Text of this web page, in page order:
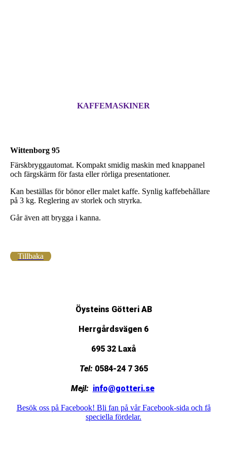
KAFFEMASKINER
Wittenborg 95
Färskbryggautomat. Kompakt smidig maskin med knappanel
och färgskärm för fasta eller rörliga presentationer.
Kan beställas för bönor eller malet kaffe. Synlig kaffebehållare
på 3 kg. Reglering av storlek och stryrka.
Går även att brygga i kanna.
Tillbaka
Öysteins Götteri AB
Herrgårdsvägen 6
695 32 Laxå
Tel:0584-24 7 365
Mejl: info@gotteri.se
Besök oss på Facebook! Bli fan på vår Facebook-sida och få
speciella fördelar.